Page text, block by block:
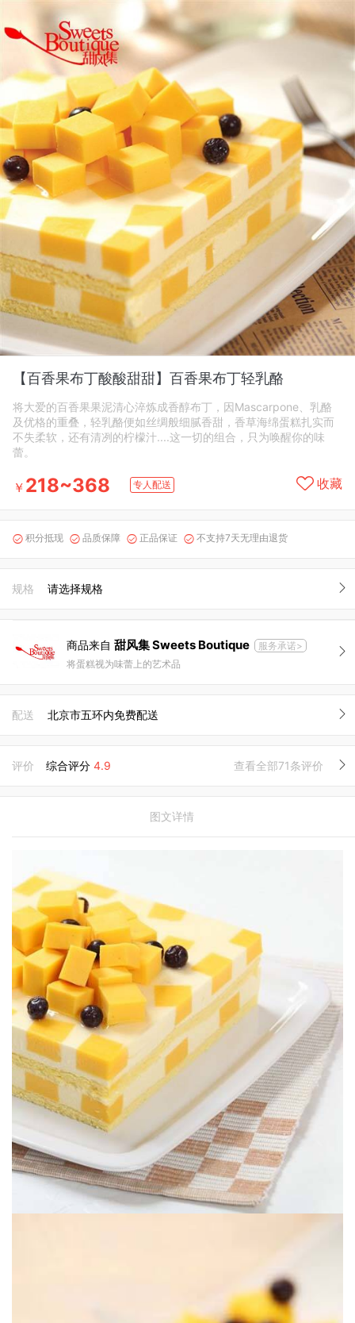
【百香果布丁酸酸甜甜】百香果布丁轻乳酪
将大爱的百香果果泥清心淬炼成香醇布丁，因Mascarpone、乳酪
及优格的重叠，轻乳酪便如丝绸般细腻香甜，香草海绵蛋糕扎实而
不失柔软，还有清冽的柠檬汁....这一切的组合，只为唤醒你的味
蕾。
￥ 218~368 专人配送 收藏
 积分抵现  品质保障  正品保证  不支持7天无理由退货
规格 请选择规格
商品来自 甜风集 Sweets Boutique
服务承诺>
将蛋糕视为味蕾上的艺术品
配送 北京市五环内免费配送
评价 综合评分 4.9 查看全部71条评价
图文详情